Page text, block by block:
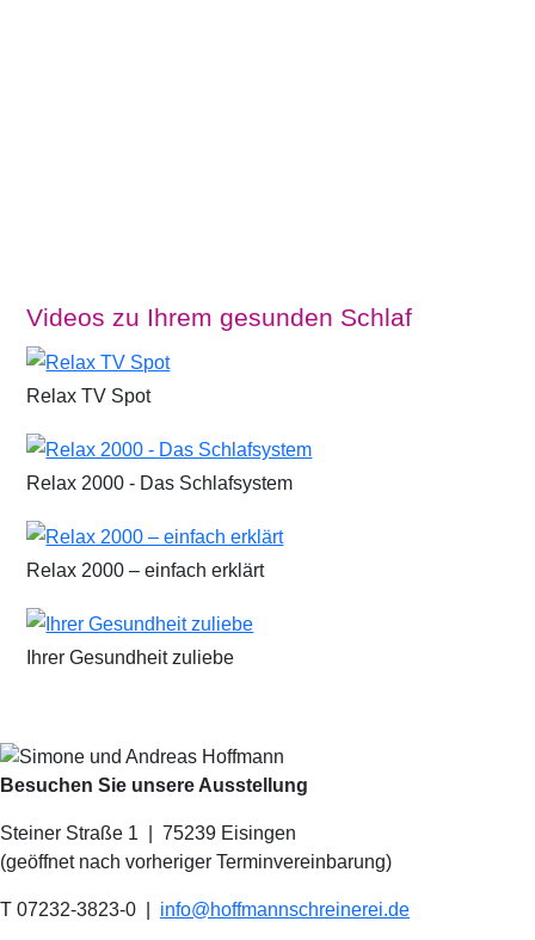
Videos zu Ihrem gesunden Schlaf
Relax TV Spot
Relax 2000 - Das Schlafsystem
Relax 2000 – einfach erklärt
Ihrer Gesundheit zuliebe
Besuchen Sie unsere Ausstellung
Steiner Straße 1 | 75239 Eisingen
(geöffnet nach vorheriger Terminvereinbarung)
T 07232-3823-0 info@hoffmannschreinerei.de